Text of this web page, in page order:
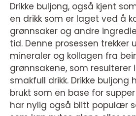
Drikke buljong, også kjent
en drikk som er laget ved å
grønnsaker og andre
tid. Denne prosessen
mineraler og kollagen fra
grønnsakene, som
smakfull drikk. Drikke buljong
brukt som en base for
har nylig også blitt populær